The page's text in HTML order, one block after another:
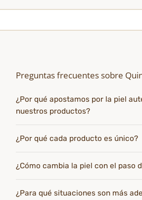
Preguntas frecuentes sobre
¿Por qué apostamos por la piel
nuestros productos?
¿Por qué cada producto es único?
¿Cómo cambia la piel con el paso
¿Para qué situaciones son más